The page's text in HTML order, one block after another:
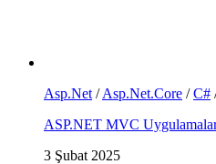
Asp.Net /Asp.Net.Core /C#
ASP.NET MVC
3 Şubat 2025